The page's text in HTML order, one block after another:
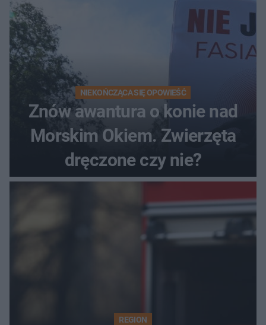
NIEKOŃCZĄCA SIĘ OPOWIEŚĆ
Znów awantura o konie nad
Morskim Okiem. Zwierzęta
dręczone czy nie?
REGION